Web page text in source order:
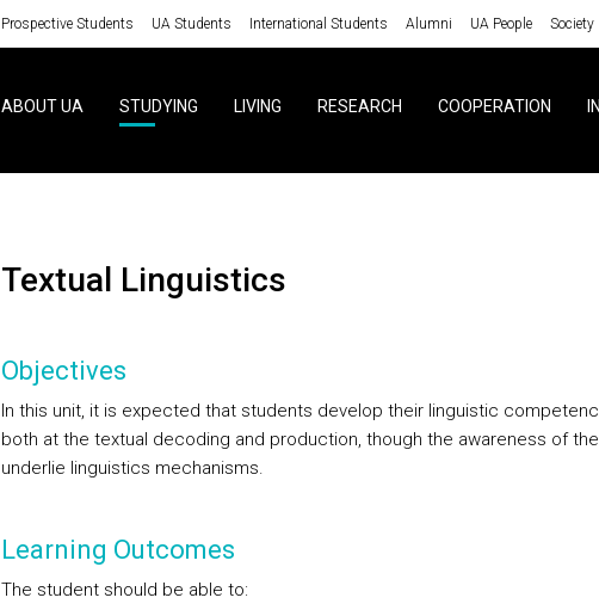
Prospective Students UA Students International Students Alumni UA People Society
ABOUT UA STUDYING LIVING RESEARCH COOPERATION
Textual Linguistics
Objectives
In this unit, it is expected that students develop their linguistic
both at the textual decoding and production, though the awareness of the
underlie linguistics mechanisms.
Learning Outcomes
The student should be able to: